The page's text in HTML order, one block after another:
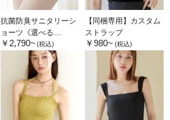
抗菌防臭サニタリーシ
ョーツ《選べる
2type》
￥2,790~ (税込)
【同梱専用】カスタム
ストラップ
￥980~ (税込)